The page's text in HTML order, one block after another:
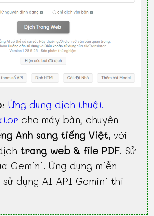
:Ứng dụng dịch thuật
cho máy bàn, chuyên
Anh sang tiếng Việt, với
trang web & file PDF. Sử
Gemini. Ứng dụng miễn
sử dụng AI API Gemini thì